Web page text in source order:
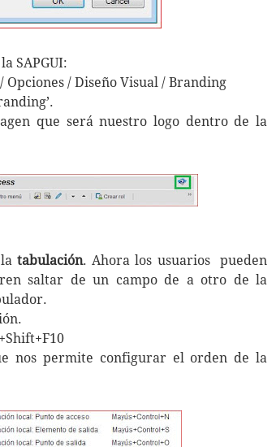
SAPGUI:
Opciones / Diseño Visual / Branding
que será nuestro logo dentro de la
tabulación. Ahora los usuarios pueden
saltar de un campo de a otro de la
nos permite configurar el orden de la